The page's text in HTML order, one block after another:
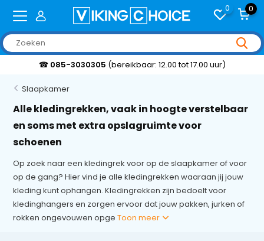
0 0
☎ 085-3030305 (bereikbaar: 12.00 tot 17.00 uur)
Slaapkamer
Alle kledingrekken, vaak in hoogte verstelbaar
en soms met extra opslagruimte voor
schoenen
Op zoek naar een kledingrek voor op de slaapkamer of voor
op de gang? Hier vind je alle kledingrekken waaraan jij jouw
kleding kunt ophangen. Kledingrekken zijn bedoelt voor
kledinghangers en zorgen ervoor dat jouw pakken, jurken of
rokken ongevouwen opgeToon meer